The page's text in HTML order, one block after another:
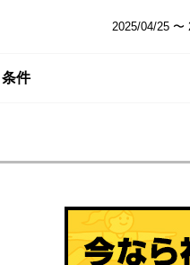
2025/04/25 〜
条件